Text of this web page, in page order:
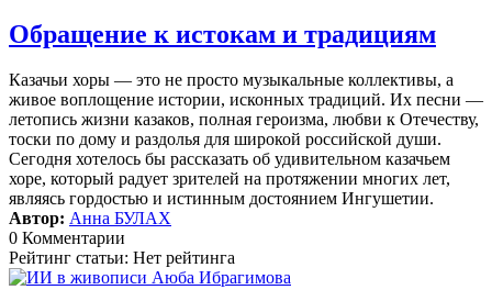
Обращение к истокам и традициям
Казачьи хоры — это не просто музыкальные коллективы, а
живое воплощение истории, исконных традиций. Их песни —
летопись жизни казаков, полная героизма, любви к Отечеству,
тоски по дому и раздолья для широкой российской души.
Сегодня хотелось бы рассказать об удивительном казачьем
хоре, который радует зрителей на протяжении многих лет,
являясь гордостью и истинным достоянием Ингушетии.
Автор: Анна БУЛАХ
0 Комментарии
Рейтинг статьи: Нет рейтинга